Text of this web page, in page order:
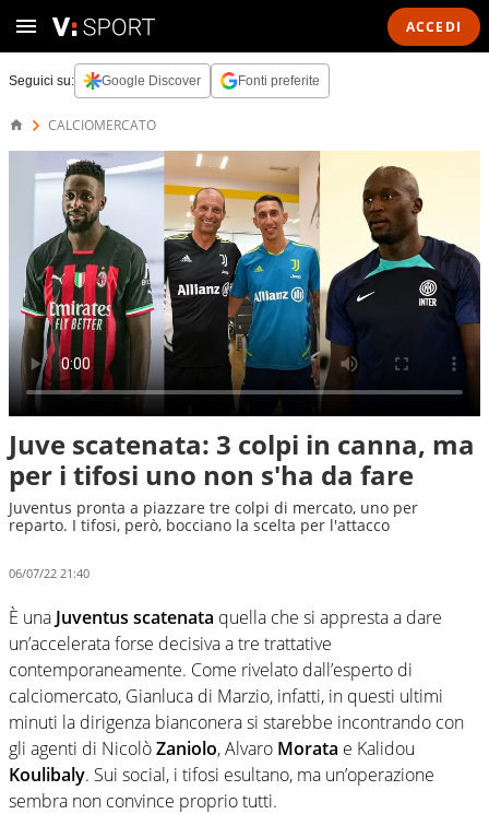
ACCEDI
Seguici su: Google Discover Fonti preferite
CALCIOMERCATO
Juve scatenata: 3 colpi in canna, ma
per i tifosi uno non s'ha da fare
Juventus pronta a piazzare tre colpi di mercato, uno per
reparto. I tifosi, però, bocciano la scelta per l'attacco
06/07/22 21:40
È una Juventus scatenata quella che si appresta a dare
un’accelerata forse decisiva a tre trattative
contemporaneamente. Come rivelato dall’esperto di
calciomercato, Gianluca di Marzio, infatti, in questi ultimi
minuti la dirigenza bianconera si starebbe incontrando con
gli agenti di NicolòZaniolo, Alvaro Morata e Kalidou
Koulibaly. Sui social, i tifosi esultano, ma un’operazione
sembra non convince proprio tutti.